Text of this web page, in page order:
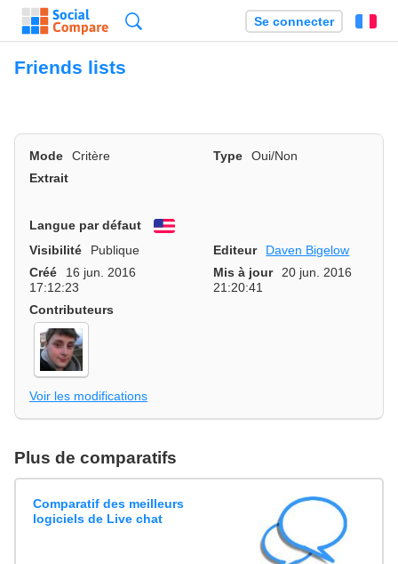
Se connecter
Friends lists
Mode Critère Type
Oui/Non
Extrait
Langue par défaut
English
Visibilité
Publique Editeur
Daven Bigelow
Créé
16 jun. 2016
17:12:23
Mis à jour
20 jun. 2016
21:20:41
Contributeurs
Voir les modifications
Plus de comparatifs
Comparatif des meilleurs
logiciels de Live chat